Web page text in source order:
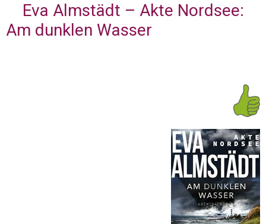
Eva Almstädt – Akte Nordsee:
Am dunklen Wasser